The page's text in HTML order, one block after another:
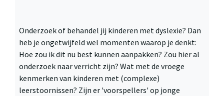
Onderzoek of behandel jij kinderen met dyslexie? Dan
heb je ongetwijfeld wel momenten waarop je denkt:
Hoe zou ik dit nu best kunnen aanpakken? Zou hier al
onderzoek naar verricht zijn? Wat met de vroege
kenmerken van kinderen met (complexe)
leerstoornissen? Zijn er 'voorspellers' op jonge